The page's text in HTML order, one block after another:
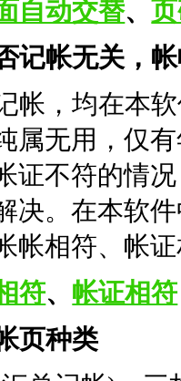
自动交替、
记帐无关，
，均在本软
属无用，仅
证不符的情
决。在本软
帐相符、帐
符、 帐证相符
页种类